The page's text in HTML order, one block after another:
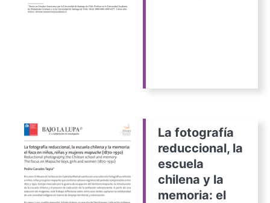
La fotografía
reduccional, la
escuela
chilena y la
memoria: el